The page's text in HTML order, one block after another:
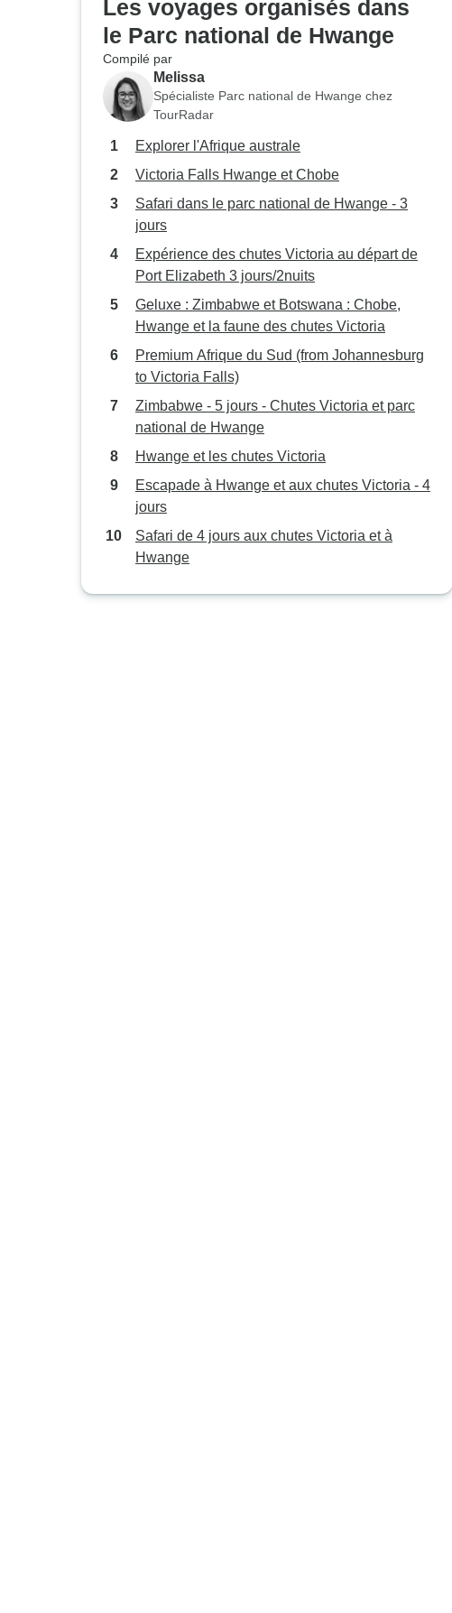
Les voyages organisés dans
le Parc national de Hwange
Compilé par
Melissa
Spécialiste Parc national de Hwange chez
TourRadar
Explorer l'Afrique australe
Victoria Falls Hwange et Chobe
Safari dans le parc national de Hwange - 3
jours
Expérience des chutes Victoria au départ de
Port Elizabeth 3 jours/2nuits
Geluxe : Zimbabwe et Botswana : Chobe,
Hwange et la faune des chutes Victoria
Premium Afrique du Sud (from Johannesburg
to Victoria Falls)
Zimbabwe - 5 jours - Chutes Victoria et parc
national de Hwange
Hwange et les chutes Victoria
Escapade à Hwange et aux chutes Victoria - 4
jours
Safari de 4 jours aux chutes Victoria et à
Hwange